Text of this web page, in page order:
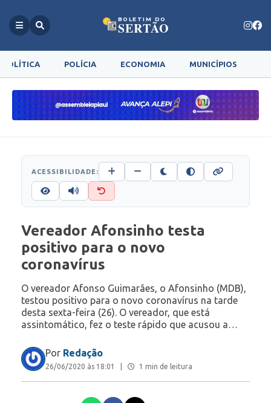
BOLETIM DO
SERTÃO
POLÍTICA POLÍCIA ECONOMIA MUNICÍPIOS
ACESSIBILIDADE:
Vereador Afonsinho testa
positivo para o novo
coronavírus
O vereador Afonso Guimarães, o Afonsinho (MDB),
testou positivo para o novo coronavírus na tarde
desta sexta-feira (26). O vereador, que está
assintomático, fez o teste rápido que acusou a…
Por Redação
26/06/2020 às 18:01 1 min de leitura